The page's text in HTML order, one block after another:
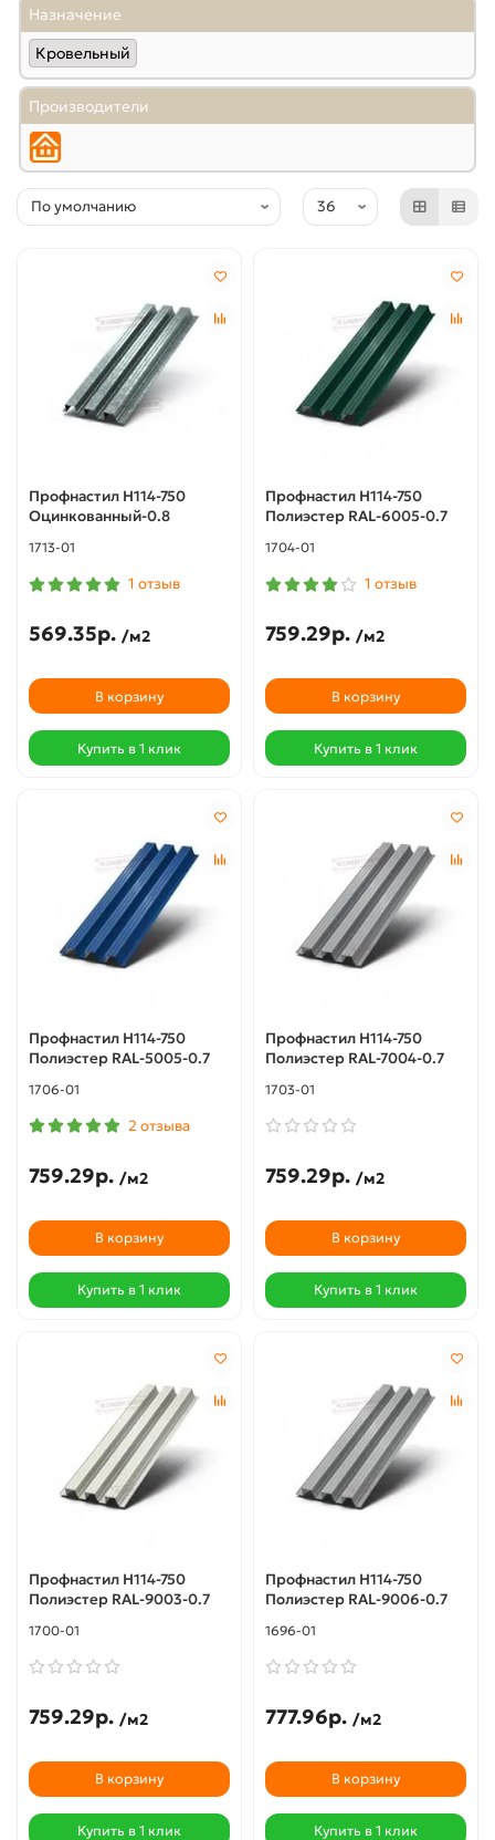
Назначение
Кровельный
Производители
Профнастил Н114-750
Оцинкованный-0.8
1713-01
1 отзыв
569.35р. /м2
В корзину
Купить в 1 клик
Профнастил Н114-750
Полиэстер RAL-6005-0.7
1704-01
1 отзыв
759.29р. /м2
В корзину
Купить в 1 клик
Профнастил Н114-750
Полиэстер RAL-5005-0.7
1706-01
2 отзыва
759.29р. /м2
В корзину
Купить в 1 клик
Профнастил Н114-750
Полиэстер RAL-7004-0.7
1703-01
759.29р. /м2
В корзину
Купить в 1 клик
Профнастил Н114-750
Полиэстер RAL-9003-0.7
1700-01
759.29р. /м2
В корзину
Купить в 1 клик
Профнастил Н114-750
Полиэстер RAL-9006-0.7
1696-01
777.96р. /м2
В корзину
Купить в 1 клик